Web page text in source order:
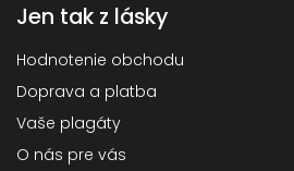
Jen tak z lásky
Hodnotenie obchodu
Doprava a platba
Vaše plagáty
O nás pre vás